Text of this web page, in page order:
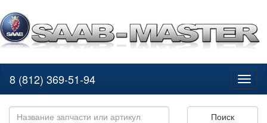
8 (812) 369-51-94
Поиск